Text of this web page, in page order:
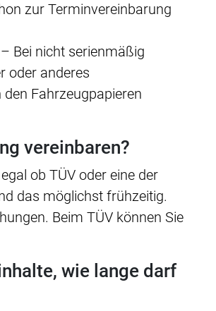
zur Terminvereinbarung
– Bei nicht serienmäßig
oder anderes
Fahrzeugpapieren
vereinbaren?
ob TÜV oder eine der
das möglichst frühzeitig.
Beim TÜV können Sie
wie lange darf